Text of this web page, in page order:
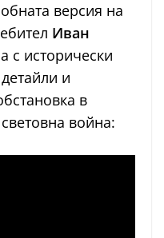
версия на
Иван
с исторически
и
в
война: